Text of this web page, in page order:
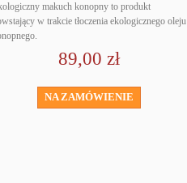
makuch konopny to produkt
w trakcie tłoczenia ekologicznego oleju
89,00 zł
NA ZAMÓWIENIE